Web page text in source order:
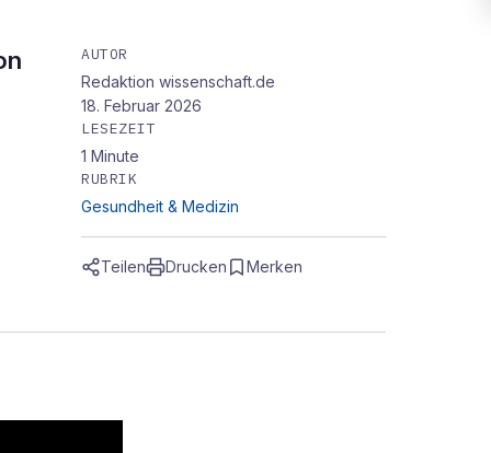
AUTOR
Redaktion wissenschaft.de
18. Februar 2026
LESEZEIT
1 Minute
RUBRIK
Gesundheit & Medizin
Teilen Drucken Merken